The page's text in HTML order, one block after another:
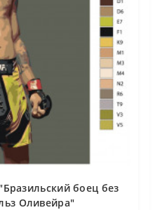
боец без
Оливейра"